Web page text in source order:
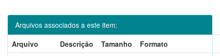
Arquivos associados a este item:
Arquivo
Descrição Tamanho
Formato